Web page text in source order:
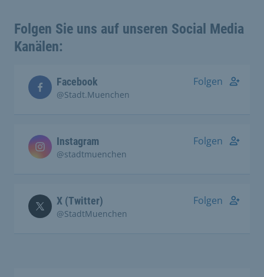
Folgen Sie uns auf unseren Social Media
Kanälen:
Facebook
@Stadt.Muenchen
Folgen
Instagram
@stadtmuenchen
Folgen
X (Twitter)
@StadtMuenchen
Folgen